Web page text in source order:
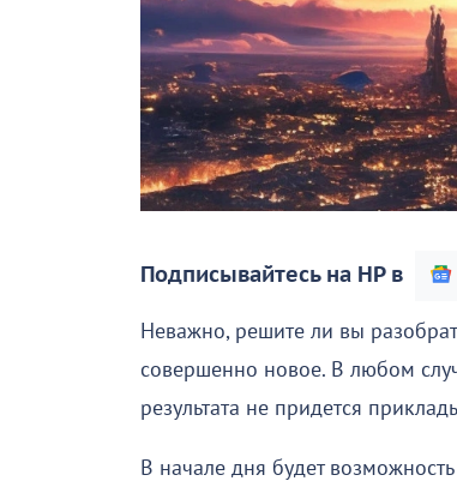
Подписывайтесь на НР в
Неважно, решите ли вы
совершенно новое. В любом
результата не придется
В начале дня будет